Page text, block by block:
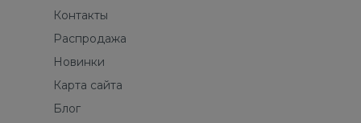
Контакты
Распродажа
Новинки
Карта сайта
Блог